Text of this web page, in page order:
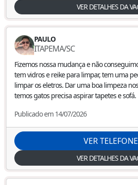
VER DETALHES DA
PAULO
ITAPEMA/SC
Fizemos nossa mudança e não
tem vidros e reike para limpar, tem uma
limpar os eletros. Dar uma boa limpeza
temos gatos precisa aspirar tapetes e sofá.
Publicado em 14/07/2026
VER TELEFONE
VER DETALHES DA